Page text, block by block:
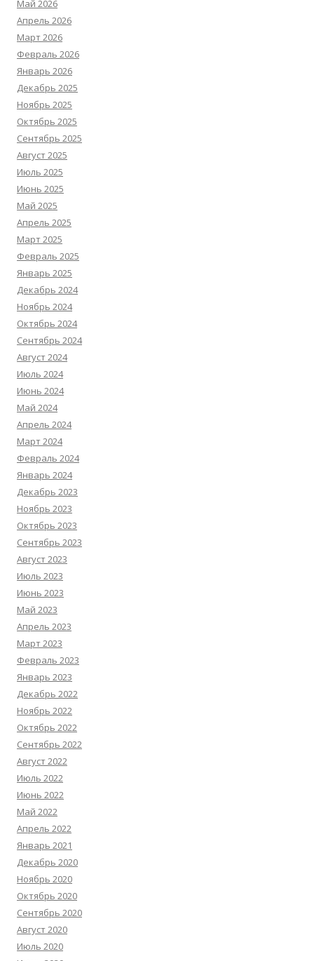
Май 2026
Апрель 2026
Март 2026
Февраль 2026
Январь 2026
Декабрь 2025
Ноябрь 2025
Октябрь 2025
Сентябрь 2025
Август 2025
Июль 2025
Июнь 2025
Май 2025
Апрель 2025
Март 2025
Февраль 2025
Январь 2025
Декабрь 2024
Ноябрь 2024
Октябрь 2024
Сентябрь 2024
Август 2024
Июль 2024
Июнь 2024
Май 2024
Апрель 2024
Март 2024
Февраль 2024
Январь 2024
Декабрь 2023
Ноябрь 2023
Октябрь 2023
Сентябрь 2023
Август 2023
Июль 2023
Июнь 2023
Май 2023
Апрель 2023
Март 2023
Февраль 2023
Январь 2023
Декабрь 2022
Ноябрь 2022
Октябрь 2022
Сентябрь 2022
Август 2022
Июль 2022
Июнь 2022
Май 2022
Апрель 2022
Январь 2021
Декабрь 2020
Ноябрь 2020
Октябрь 2020
Сентябрь 2020
Август 2020
Июль 2020